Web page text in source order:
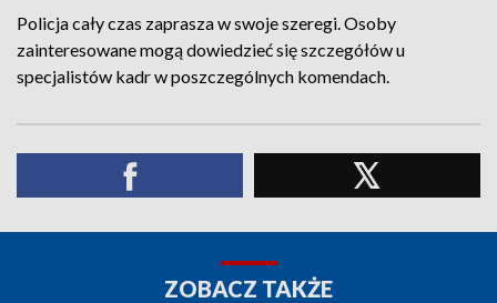
Policja cały czas zaprasza w swoje szeregi. Osoby
zainteresowane mogą dowiedzieć się szczegółów u
specjalistów kadr w poszczególnych komendach.
ZOBACZ TAKŻE